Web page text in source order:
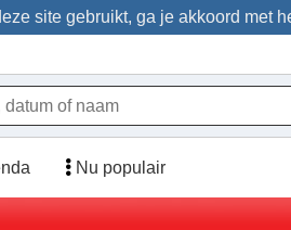
site gebruikt, ga je akkoord met
Nu populair